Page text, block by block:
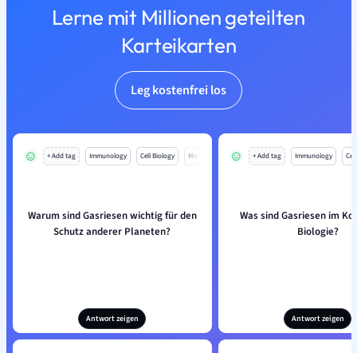
Lerne mit Millionen geteilten
Karteikarten
Leg kostenfrei los
+ Add tag Immunology Cell Biology Mo
Warum sind Gasriesen wichtig für den
Schutz anderer Planeten?
Antwort zeigen
+ Add tag Immunology
Was sind Gasriesen im
Biologie?
Antwort zeigen